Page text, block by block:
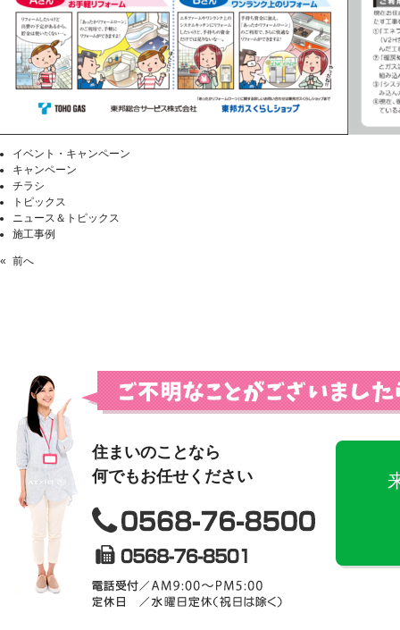
イベント・キャンペーン
キャンペーン
チラシ
トピックス
ニュース＆トピックス
施工事例
« 前へ
住まいのことなら
何でもお任せください